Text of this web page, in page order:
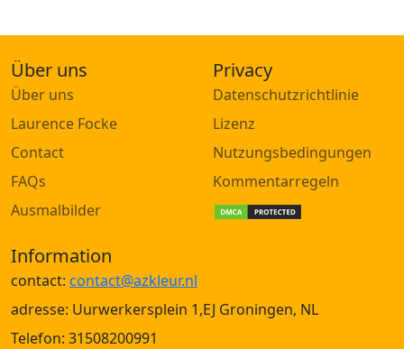
Über uns
Über uns
Laurence Focke
Contact
FAQs
Ausmalbilder
Privacy
Datenschutzrichtlinie
Lizenz
Nutzungsbedingungen
Kommentarregeln
Information
contact: contact@azkleur.nl
adresse: Uurwerkersplein 1,EJ Groningen, NL
Telefon: 31508200991